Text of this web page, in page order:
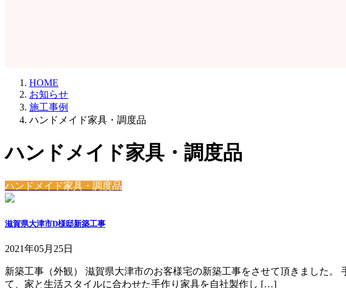
HOME
お知らせ
施工事例
ハンドメイド家具・調度品
ハンドメイド家具・調度品
ハンドメイド家具・調度品
滋賀県大津市D様邸新築工事
2021年05月25日
新築工事（外観） 滋賀県大津市のお客様宅の新築工事をさせて頂きました
て、家と生活スタイルに合わせた手作り家具を自社製作し […]